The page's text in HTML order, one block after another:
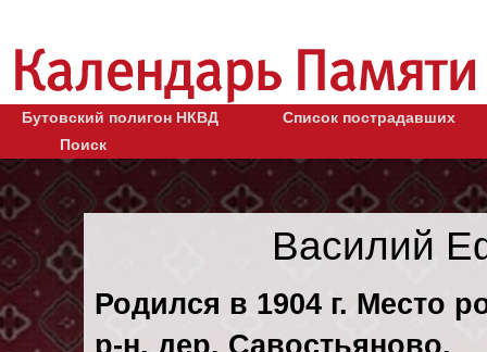
Бутовский полигон НКВД
Список пострадавших
Поиск
Василий
Родился в 1904 г. Место
р-н, дер. Савостьяново.